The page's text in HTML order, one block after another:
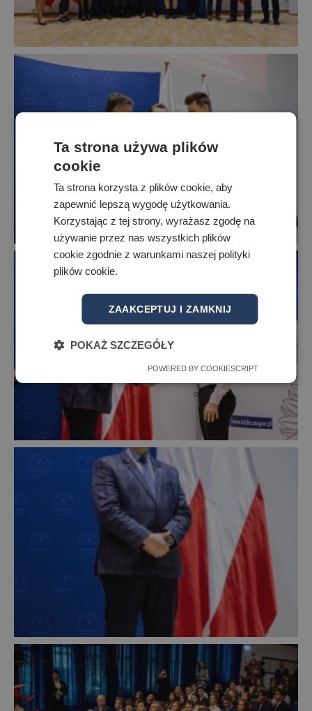
Ta strona używa plików
cookie
Ta strona korzysta z plików cookie, aby
zapewnić lepszą wygodę użytkowania.
Korzystając z tej strony, wyrażasz zgodę na
używanie przez nas wszystkich plików
cookie zgodnie z warunkami naszej polityki
plików cookie.
ZAAKCEPTUJ I ZAMKNIJ
POKAŻ SZCZEGÓŁY
POWERED BY COOKIESCRIPT